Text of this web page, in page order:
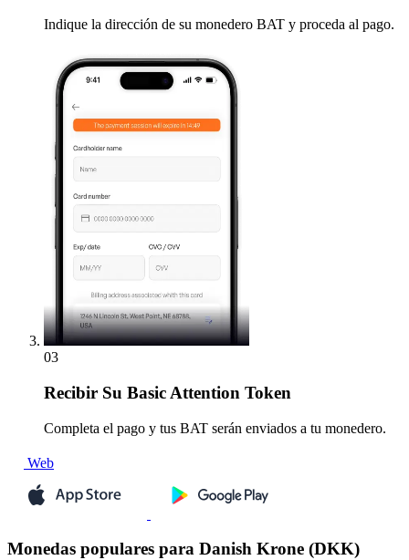
Indique la dirección de su monedero BAT y proceda al pago.
03
Recibir Su Basic Attention Token
Completa el pago y tus BAT serán enviados a tu monedero.
Web
Monedas populares para Danish Krone (DKK)